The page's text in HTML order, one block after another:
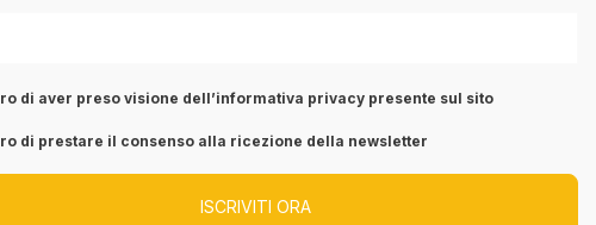
di aver preso visione dell’informativa privacy presente sul sito
di prestare il consenso alla ricezione della newsletter